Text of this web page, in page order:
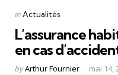
Categories
Posted
inActualités
L’assurance
en cas
Posted
byArthur Fournier mai 14,